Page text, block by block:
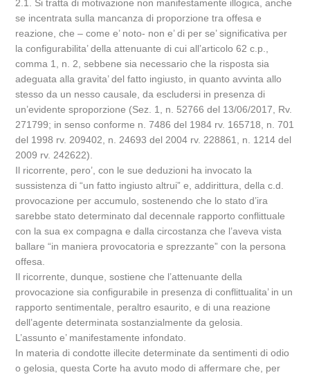
2.1. Si tratta di motivazione non manifestamente illogica, anche
se incentrata sulla mancanza di proporzione tra offesa e
reazione, che – come e’ noto- non e’ di per se’ significativa per
la configurabilita’ della attenuante di cui all’articolo 62 c.p.,
comma 1, n. 2, sebbene sia necessario che la risposta sia
adeguata alla gravita’ del fatto ingiusto, in quanto avvinta allo
stesso da un nesso causale, da escludersi in presenza di
un’evidente sproporzione (Sez. 1, n. 52766 del 13/06/2017, Rv.
271799; in senso conforme n. 7486 del 1984 rv. 165718, n. 701
del 1998 rv. 209402, n. 24693 del 2004 rv. 228861, n. 1214 del
2009 rv. 242622).
Il ricorrente, pero’, con le sue deduzioni ha invocato la
sussistenza di “un fatto ingiusto altrui” e, addirittura, della c.d.
provocazione per accumulo, sostenendo che lo stato d’ira
sarebbe stato determinato dal decennale rapporto conflittuale
con la sua ex compagna e dalla circostanza che l’aveva vista
ballare “in maniera provocatoria e sprezzante” con la persona
offesa.
Il ricorrente, dunque, sostiene che l’attenuante della
provocazione sia configurabile in presenza di conflittualita’ in un
rapporto sentimentale, peraltro esaurito, e di una reazione
dell’agente determinata sostanzialmente da gelosia.
L’assunto e’ manifestamente infondato.
In materia di condotte illecite determinate da sentimenti di odio
o gelosia, questa Corte ha avuto modo di affermare che, per